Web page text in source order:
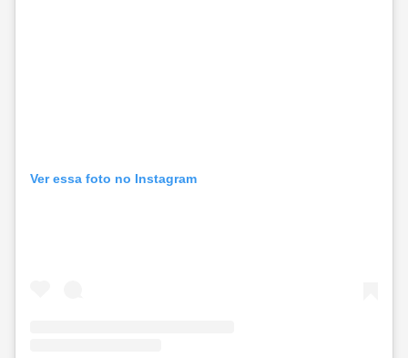
Ver essa foto no Instagram